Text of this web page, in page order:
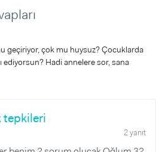
geçiriyor, çok mu huysuz? Çocuklarda
ediyorsun? Hadi annelere sor, sana
tepkileri
2 yanıt